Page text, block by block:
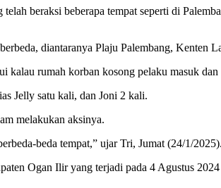
beraksi beberapa tempat seperti di
diantaranya Plaju Palembang, Kenten
kalau rumah korban kosong pelaku masuk
Jelly satu kali, dan Joni 2 kali.
melakukan aksinya.
beda tempat,” ujar Tri, Jumat (24/1/2025).
Ogan Ilir yang terjadi pada 4 Agustus